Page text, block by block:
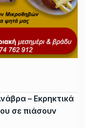
– Εκρηκτικά
σε πιάσουν